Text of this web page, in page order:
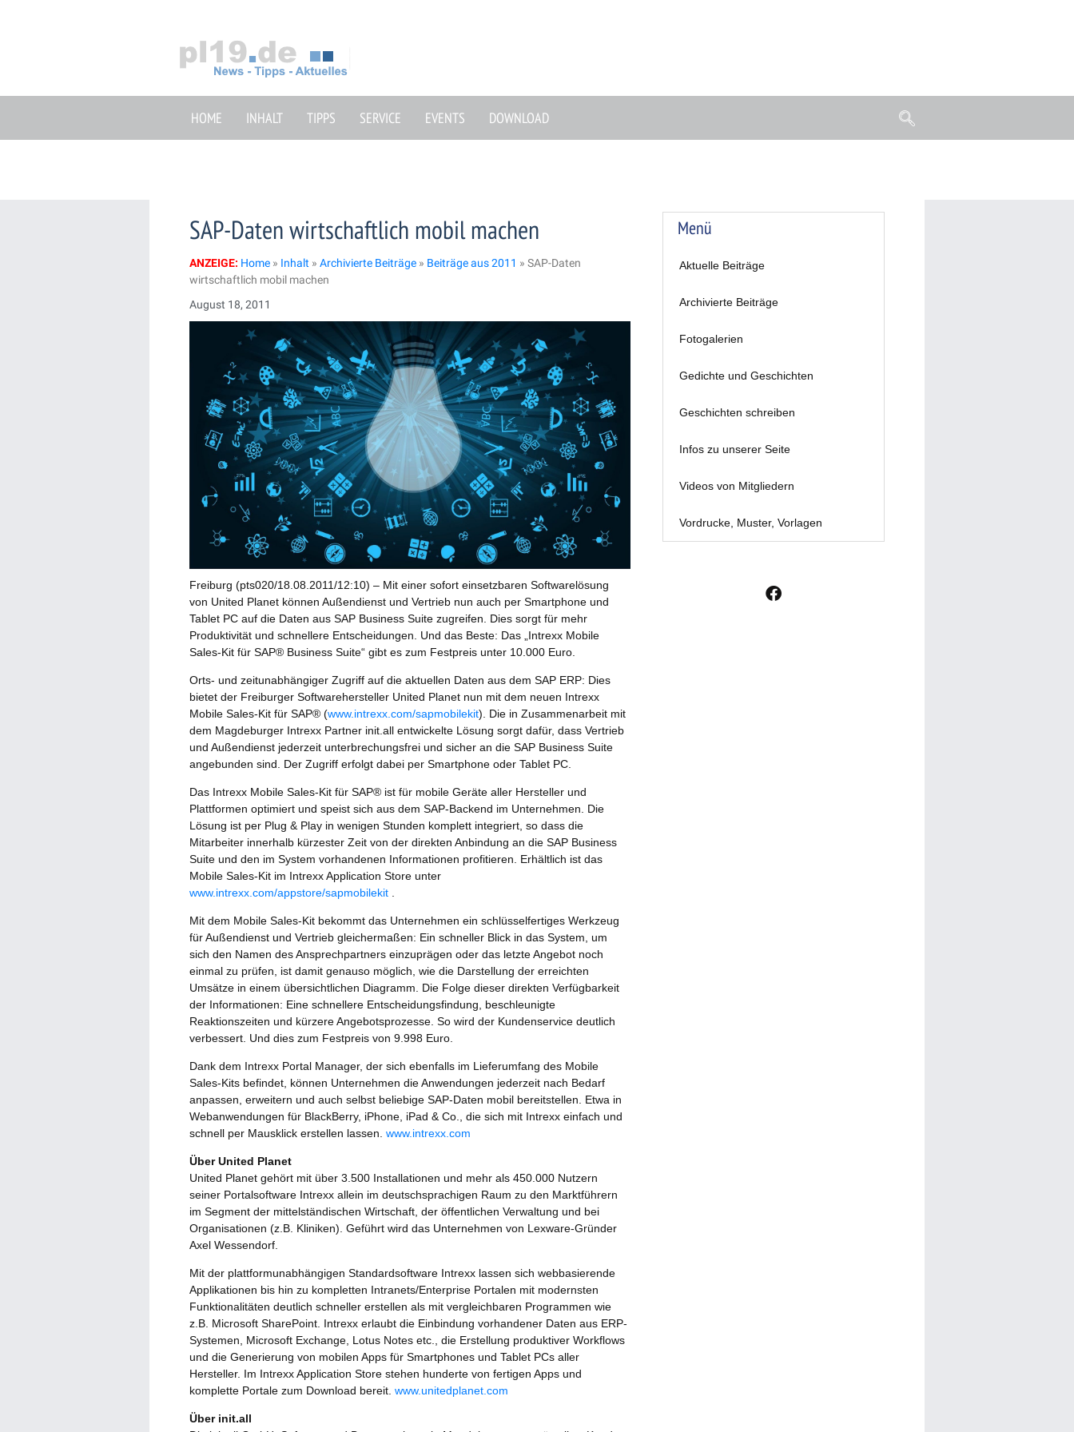
HOME INHALT TIPPS SERVICE EVENTS DOWNLOAD
SAP-Daten wirtschaftlich mobil machen
ANZEIGE: Home » Inhalt » Archivierte Beiträge » Beiträge aus 2011 » SAP-Daten
wirtschaftlich mobil machen
August 18, 2011
Freiburg (pts020/18.08.2011/12:10) – Mit einer sofort einsetzbaren Softwarelösung
von United Planet können Außendienst und Vertrieb nun auch per Smartphone und
Tablet PC auf die Daten aus SAP Business Suite zugreifen. Dies sorgt für mehr
Produktivität und schnellere Entscheidungen. Und das Beste: Das „Intrexx Mobile
Sales-Kit für SAP® Business Suite“ gibt es zum Festpreis unter 10.000 Euro.
Orts- und zeitunabhängiger Zugriff auf die aktuellen Daten aus dem SAP ERP: Dies
bietet der Freiburger Softwarehersteller United Planet nun mit dem neuen Intrexx
Mobile Sales-Kit für SAP® (www.intrexx.com/sapmobilekit). Die in Zusammenarbeit mit
dem Magdeburger Intrexx Partner init.all entwickelte Lösung sorgt dafür, dass Vertrieb
und Außendienst jederzeit unterbrechungsfrei und sicher an die SAP Business Suite
angebunden sind. Der Zugriff erfolgt dabei per Smartphone oder Tablet PC.
Das Intrexx Mobile Sales-Kit für SAP® ist für mobile Geräte aller Hersteller und
Plattformen optimiert und speist sich aus dem SAP-Backend im Unternehmen. Die
Lösung ist per Plug & Play in wenigen Stunden komplett integriert, so dass die
Mitarbeiter innerhalb kürzester Zeit von der direkten Anbindung an die SAP Business
Suite und den im System vorhandenen Informationen profitieren. Erhältlich ist das
Mobile Sales-Kit im Intrexx Application Store unter
www.intrexx.com/appstore/sapmobilekit
Mit dem Mobile Sales-Kit bekommt das Unternehmen ein schlüsselfertiges Werkzeug
für Außendienst und Vertrieb gleichermaßen: Ein schneller Blick in das System, um
sich den Namen des Ansprechpartners einzuprägen oder das letzte Angebot noch
einmal zu prüfen, ist damit genauso möglich, wie die Darstellung der erreichten
Umsätze in einem übersichtlichen Diagramm. Die Folge dieser direkten Verfügbarkeit
der Informationen: Eine schnellere Entscheidungsfindung, beschleunigte
Reaktionszeiten und kürzere Angebotsprozesse. So wird der Kundenservice deutlich
verbessert. Und dies zum Festpreis von 9.998 Euro.
Dank dem Intrexx Portal Manager, der sich ebenfalls im Lieferumfang des Mobile
Sales-Kits befindet, können Unternehmen die Anwendungen jederzeit nach Bedarf
anpassen, erweitern und auch selbst beliebige SAP-Daten mobil bereitstellen. Etwa in
Webanwendungen für BlackBerry, iPhone, iPad & Co., die sich mit Intrexx einfach und
schnell per Mausklick erstellen lassen. www.intrexx.com
Über United Planet
United Planet gehört mit über 3.500 Installationen und mehr als 450.000 Nutzern
seiner Portalsoftware Intrexx allein im deutschsprachigen Raum zu den Marktführern
im Segment der mittelständischen Wirtschaft, der öffentlichen Verwaltung und bei
Organisationen (z.B. Kliniken). Geführt wird das Unternehmen von Lexware-Gründer
Axel Wessendorf.
Mit der plattformunabhängigen Standardsoftware Intrexx lassen sich webbasierende
Applikationen bis hin zu kompletten Intranets/Enterprise Portalen mit modernsten
Funktionalitäten deutlich schneller erstellen als mit vergleichbaren Programmen wie
z.B. Microsoft SharePoint. Intrexx erlaubt die Einbindung vorhandener Daten aus ERP-
Systemen, Microsoft Exchange, Lotus Notes etc., die Erstellung produktiver Workflows
und die Generierung von mobilen Apps für Smartphones und Tablet PCs aller
Hersteller. Im Intrexx Application Store stehen hunderte von fertigen Apps und
komplette Portale zum Download bereit. www.unitedplanet.com
Über init.all
Menü
Aktuelle Beiträge
Archivierte Beiträge
Fotogalerien
Gedichte und Geschichten
Geschichten schreiben
Infos zu unserer Seite
Videos von Mitgliedern
Vordrucke, Muster, Vorlagen
F
a